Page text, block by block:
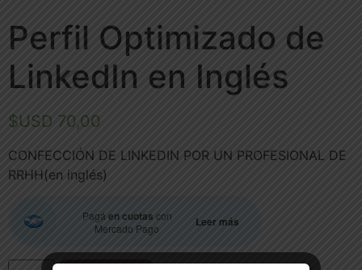
Perfil Optimizado de
LinkedIn en Inglés
$USD 70,00
CONFECCIÓN DE LINKEDIN POR UN PROFESIONAL DE
RRHH(en inglés)
Pagáen cuotas con
Mercado Pago
Leer más